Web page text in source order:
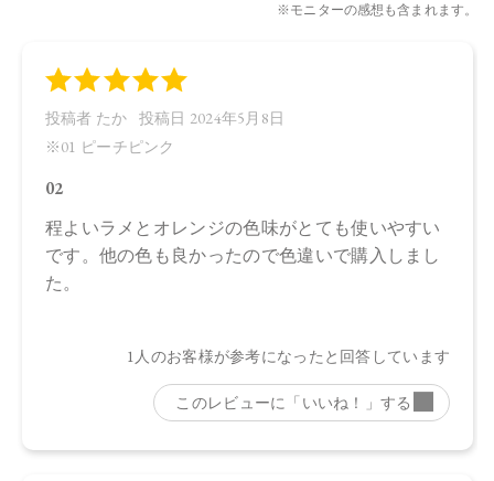
03…4580742226228
04…4580742226235
【店舗発売日】
Biople 2022/8/8
Make↗Kitchen 2022/8/2
to/one 2022/8/2
※店舗での取り扱いや詳しい在庫状況につきましては、各店
舗にお問い合わせください。
※通常はご注文より１～３営業日での発送となります。
商品によっては、お届けまで１～２週間かかる場合がござい
ますので予めご了承ください。